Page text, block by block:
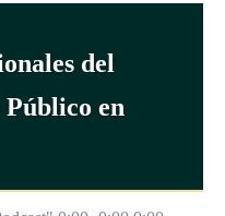
del
en